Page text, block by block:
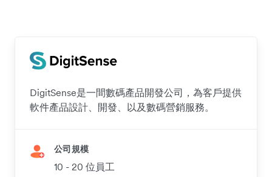
DigitSense是一間數碼產品開發公司，為客戶提供
軟件產品設計、開發、以及數碼營銷服務。
公司規模
10 - 20 位員工